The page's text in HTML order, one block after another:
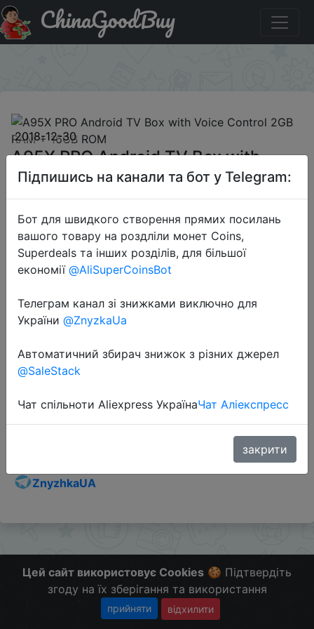
Промокод на знижку GBA95X A95X PRO Android TV Box
with Voice Control 2GB RAM + 16GB ROM
ChinaGoodBuy
2018-12-30
A95X PRO Android TV Box with
Voice Control 2GB RAM + 16GB
ROM
$34.99
Промокод:"GBA95X"
Слідкуйте за знижками на мобільному, в телеграм
ZnyzhkaUA
Цей сайт використовує Cookies 🍪 Підтвердіть
згоду на їх зберігання та використання
прийняти відхилити
Підпишись на канали та бот у Telegram:
Бот для швидкого створення прямих посилань
вашого товару на роздліли монет Coins,
Superdeals та інших розділів, для більшої
економії @AliSuperCoinsBot
Телеграм канал зі знижками виключно для
України @ZnyzkaUa
Автоматичний збирач знижок з різних джерел
@SaleStack
Чат спільноти Aliexpress УкраїнаЧат Аліекспресс
закрити